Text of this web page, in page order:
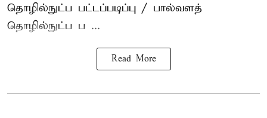
தொழில்நுட்ப பட்டப்படிப்பு / பால்வளத்
தொழில்நுட்ப ப ...
Read More